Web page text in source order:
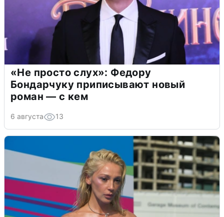
«Не просто слух»: Федору
Бондарчуку приписывают новый
роман — с кем
6 августа 13